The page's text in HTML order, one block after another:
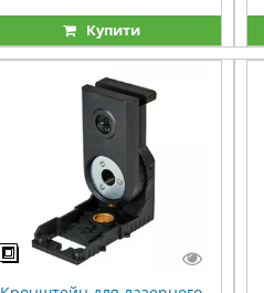
Купити